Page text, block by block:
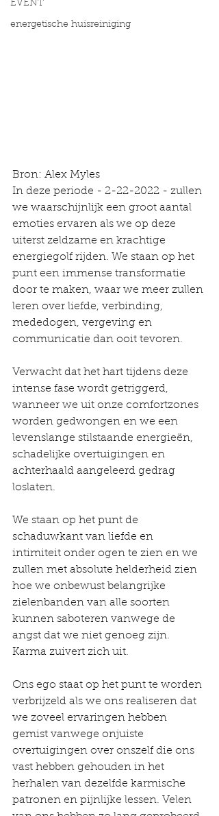
EVENT
energetische huisreiniging
Bron: Alex Myles
In deze periode - 2-22-2022 - zullen
we waarschijnlijk een groot aantal
emoties ervaren als we op deze
uiterst zeldzame en krachtige
energiegolf rijden. We staan ​​op het
punt een immense transformatie
door te maken, waar we meer zullen
leren over liefde, verbinding,
mededogen, vergeving en
communicatie dan ooit tevoren.
Verwacht dat het hart tijdens deze
intense fase wordt getriggerd,
wanneer we uit onze comfortzones
worden gedwongen en we een
levenslange stilstaande energieën,
schadelijke overtuigingen en
achterhaald aangeleerd gedrag
loslaten.
We staan ​​op het punt de
schaduwkant van liefde en
intimiteit onder ogen te zien en we
zullen met absolute helderheid zien
hoe we onbewust belangrijke
zielenbanden van alle soorten
kunnen saboteren vanwege de
angst dat we niet genoeg zijn.
Karma zuivert zich uit.
Ons ego staat op het punt te worden
verbrijzeld als we ons realiseren dat
we zoveel ervaringen hebben
gemist vanwege onjuiste
overtuigingen over onszelf die ons
vast hebben gehouden in het
herhalen van dezelfde karmische
patronen en pijnlijke lessen. Velen